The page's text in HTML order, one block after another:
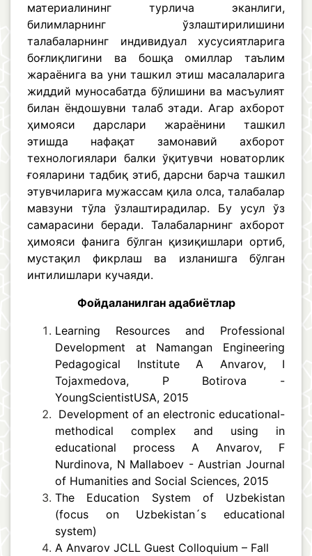
материалининг турлича эканлиги,
билимларнинг ўзлаштирилишини
талабаларнинг индивидуал хусусиятларига
боғлиқлигини ва бошқа омиллар таълим
жараёнига ва уни ташкил этиш масалаларига
жиддий муносабатда бўлишини ва масъулият
билан ёндошувни талаб этади. Агар ахборот
ҳимояси дарслари жараёнини ташкил
этишда нафақат замонавий ахборот
технологиялари балки ўқитувчи новаторлик
ғояларини тадбиқ этиб, дарсни барча ташкил
этувчиларига мужассам қила олса, талабалар
мавзуни тўла ўзлаштирадилар. Бу усул ўз
самарасини беради. Талабаларнинг ахборот
ҳимояси фанига бўлган қизиқишлари ортиб,
мустақил фикрлаш ва изланишга бўлган
интилишлари кучаяди.
Фойдаланилган адабиётлар
Learning Resources and Professional
Development at Namangan Engineering
Pedagogical Institute
A Anvarov, I
Tojaxmedova, P Botirova -
YoungScientistUSA, 2015
Development of an electronic educational-
methodical complex and using in
educational process A Anvarov, F
Nurdinova, N Mallaboev - Austrian Journal
of Humanities and Social Sciences, 2015
The Education System of Uzbekistan
(focus on Uzbekistan´s educational
system)
A Anvarov JCLL Guest Colloquium – Fall